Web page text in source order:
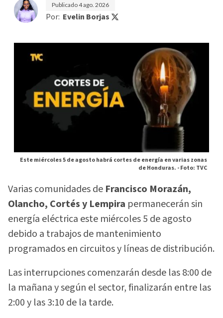
Publicado4 ago. 2026
Por: Evelin Borjas
Este miércoles 5 de agosto habrá cortes de energía en varias zonas
de Honduras. -Foto: TVC
Varias comunidades de Francisco Morazán,
Olancho, Cortés y Lempira permanecerán sin
energía eléctrica este miércoles 5 de agosto
debido a trabajos de mantenimiento
programados en circuitos y líneas de distribución.
Las interrupciones comenzarán desde las 8:00 de
la mañana y según el sector, finalizarán entre las
2:00 y las 3:10 de la tarde.